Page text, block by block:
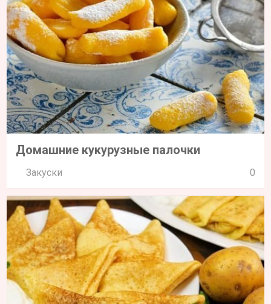
Домашние кукурузные палочки
Закуски 0